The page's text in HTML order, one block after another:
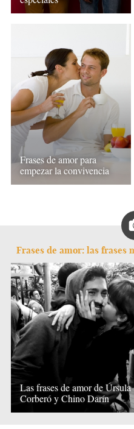
Frases de amor para
empezar la convivencia
Frases de amor: las frases
Las frases de amor de Úrsula
Corberó y Chino Darín